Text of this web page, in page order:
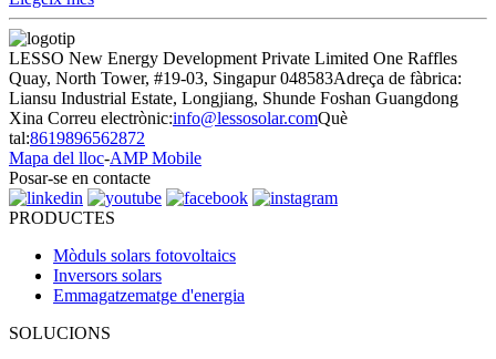
LESSO New Energy Development Private Limited One Raffles
Quay, North Tower, #19-03, Singapur 048583Adreça de fàbrica:
Liansu Industrial Estate, Longjiang, Shunde Foshan Guangdong
Xina Correu electrònic:info@lessosolar.comQuè
tal:8619896562872
Mapa del lloc-AMP Mobile
Posar-se en contacte
PRODUCTES
Mòduls solars fotovoltaics
Inversors solars
Emmagatzematge d'energia
SOLUCIONS